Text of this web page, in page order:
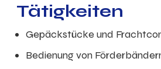
Tätigkeiten
Gepäckstücke und
Bedienung von